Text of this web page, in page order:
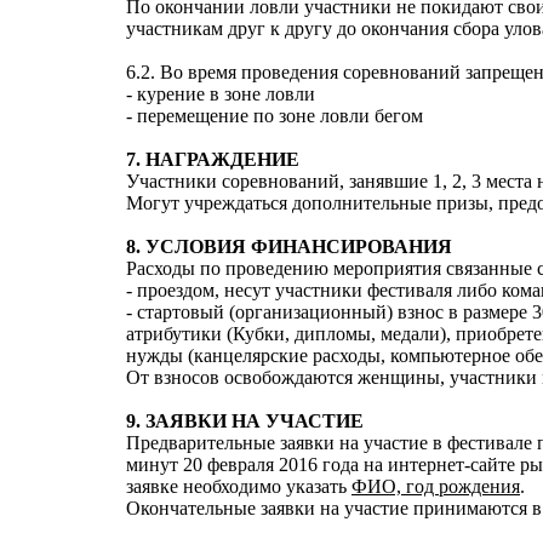
По окончании ловли участники не покидают
участникам друг к другу до окончания сбора
6.2. Во время проведения соревнований
- курение в зоне ловли
- перемещение по зоне ловли бегом
7. НАГРАЖДЕНИЕ
Участники соревнований, занявшие 1, 2, 3
Могут учреждаться дополнительные призы,
8. УСЛОВИЯ ФИНАНСИРОВАНИЯ
Расходы по проведению мероприятия связанные
- проездом, несут участники фестиваля либо
- стартовый (организационный) взнос в размере
атрибутики (Кубки, дипломы, медали),
нужды (канцелярские расходы, компьютерное
От взносов освобождаются женщины, участники
9. ЗАЯВКИ НА УЧАСТИЕ
Предварительные заявки на участие в
минут 20 февраля 2016 года на интернет-сайте
заявке необходимо указать ФИО, год рождения.
Окончательные заявки на участие принимаются